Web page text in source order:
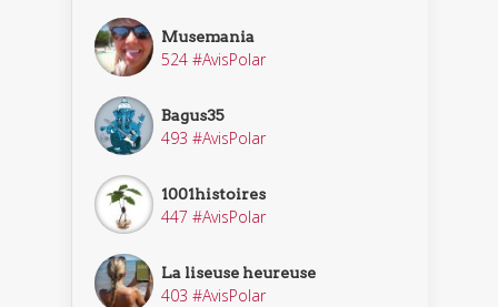
Musemania
524 #AvisPolar
Bagus35
493 #AvisPolar
1001histoires
447 #AvisPolar
La liseuse heureuse
403 #AvisPolar